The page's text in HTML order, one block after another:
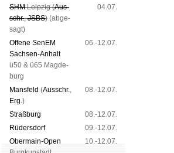
SHMLeip­zig (Aus­
schr.,JSBS) (ab­ge­
sagt)
04.07.
Offene SenEM
Sach­sen-An­halt
ü50 & ü65 Mag­de­
burg
06.-12.07.
Mans­feld (Aus­schr.,
Erg.)
08.-12.07.
Straß­burg
08.-12.07.
Rüders­dorf
09.-12.07.
Ober­main-Open
10.-12.07.